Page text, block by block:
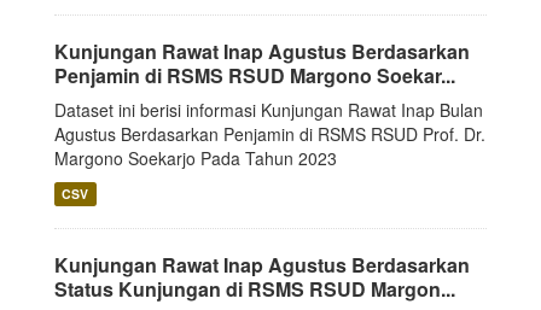
Kunjungan Rawat Inap Agustus Berdasarkan
Penjamin di RSMS RSUD Margono Soekar...
Dataset ini berisi informasi Kunjungan Rawat Inap Bulan
Agustus Berdasarkan Penjamin di RSMS RSUD Prof. Dr.
Margono Soekarjo Pada Tahun 2023
CSV
Kunjungan Rawat Inap Agustus Berdasarkan
Status Kunjungan di RSMS RSUD Margon...